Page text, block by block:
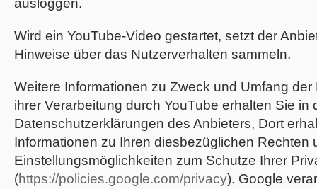
ausloggen.
Wird ein YouTube-Video gestartet, setzt der
Hinweise über das Nutzerverhalten sammeln.
Weitere Informationen zu Zweck und Umfang
ihrer Verarbeitung durch YouTube erhalten Sie in
Datenschutzerklärungen des Anbieters, Dort
Informationen zu Ihren diesbezüglichen Rechten
Einstellungsmöglichkeiten zum Schutze Ihrer
(https://policies.google.com/privacy). Google